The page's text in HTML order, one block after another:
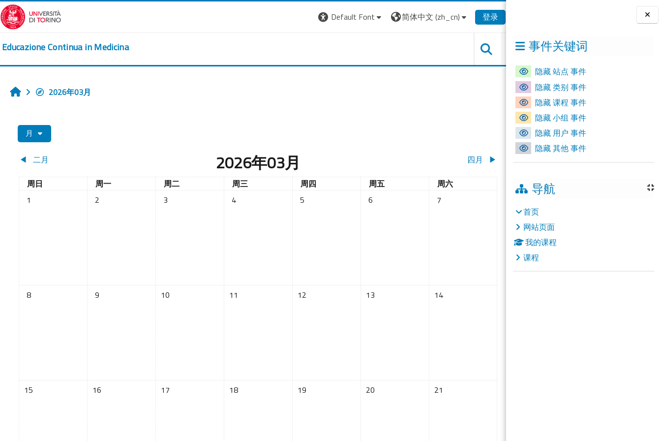
跳到主要内容
版块事件关键词
隐藏 站点 事件
隐藏 类别 事件
隐藏 课程 事件
隐藏 小组 事件
隐藏 用户 事件
隐藏 其他 事件
导航
首页
网站页面
我的课程
课程
Default Font 简体中文 ‎(zh_cn)‎ 登录
Educazione Continua in Medicina
首页 2026年03月
月
◀︎ 二月 2026年03月 四月
▶︎
星期日
周日 星期一
周一 星期二
周二 星期三
周三 星期四
周四 星期五
周五 星期六
周六
没有活动，03月1日 星期日
1 没有活动，03月2日 星期一
2 没有活动，03月3日 星期二
3 没有活动，03月4日 星期三
4 没有活动，03月5日 星期四
5 没有活动，03月6日 星期五
6 没有活动，03月7日 星期六
7
没有活动，03月8日 星期日
8 没有活动，03月9日 星期一
9 没有活动，03月10日 星期二
10 没有活动，03月11日 星期三
11 没有活动，03月12日 星期四
12 没有活动，03月13日 星期五
13 没有活动，03月14日 星期六
14
没有活动，03月15日 星期日
15 没有活动，03月16日 星期一
16 没有活动，03月17日 星期二
17 没有活动，03月18日 星期三
18 没有活动，03月19日 星期四
19 没有活动，03月20日 星期五
20 没有活动，03月21日 星期六
21